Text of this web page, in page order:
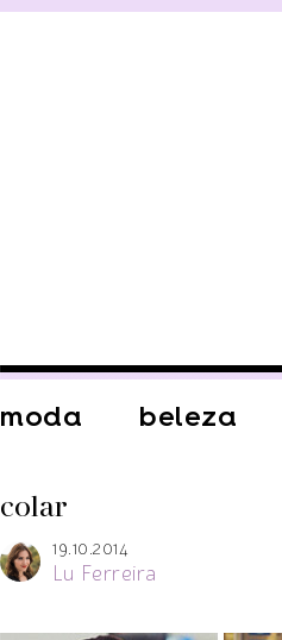
moda beleza
colar
19.10.2014
Lu Ferreira